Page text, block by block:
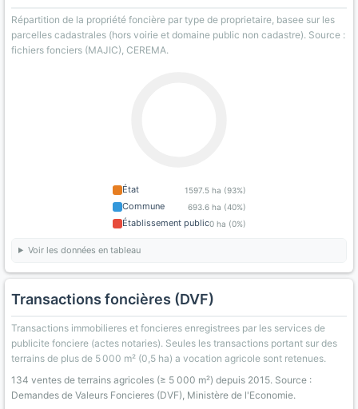
Répartition de la propriété foncière par type de proprietaire, basee sur les
parcelles cadastrales (hors voirie et domaine public non cadastre). Source :
fichiers fonciers (MAJIC), CEREMA.
État 1597.5 ha (93%)
Commune 693.6 ha (40%)
Établissement public0 ha (0%)
Voir les données en tableau
Transactions foncières (DVF)
Transactions immobilieres et foncieres enregistrees par les services de
publicite fonciere (actes notaries). Seules les transactions portant sur des
terrains de plus de 5 000 m² (0,5 ha) a vocation agricole sont retenues.
134 ventes de terrains agricoles (≥ 5 000 m²) depuis 2015. Source :
Demandes de Valeurs Foncieres (DVF), Ministère de l'Economie.